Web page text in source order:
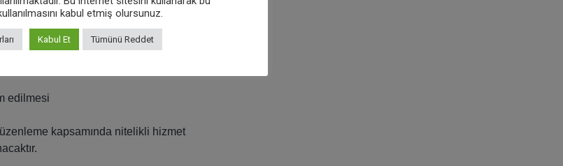
1’inci maddesinde tanımlanan bir nitelikli
edilmesi
kapsamında nitelikli hizmet
kabul etmiş olursunuz.
Kabul Et Tümünü Reddet